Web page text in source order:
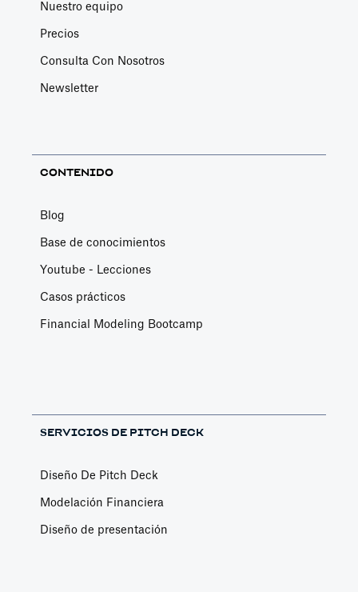
Nuestro equipo
Precios
Consulta Con Nosotros
Newsletter
CONTENIDO
Blog
Base de conocimientos
Youtube - Lecciones
Casos prácticos
Financial Modeling Bootcamp
SERVICIOS DE PITCH DECK
Diseño De Pitch Deck
Modelación Financiera
Diseño de presentación